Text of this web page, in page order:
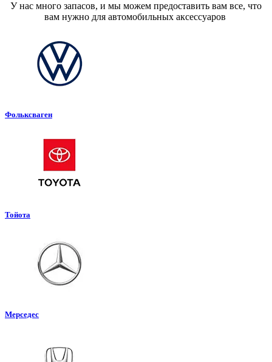
У нас много запасов, и мы можем предоставить вам все, что
вам нужно для автомобильных аксессуаров
Фольксваген
Тойота
Мерседес